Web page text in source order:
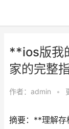
**ios版我
家的完整
作者： admin •
摘要：**理解存